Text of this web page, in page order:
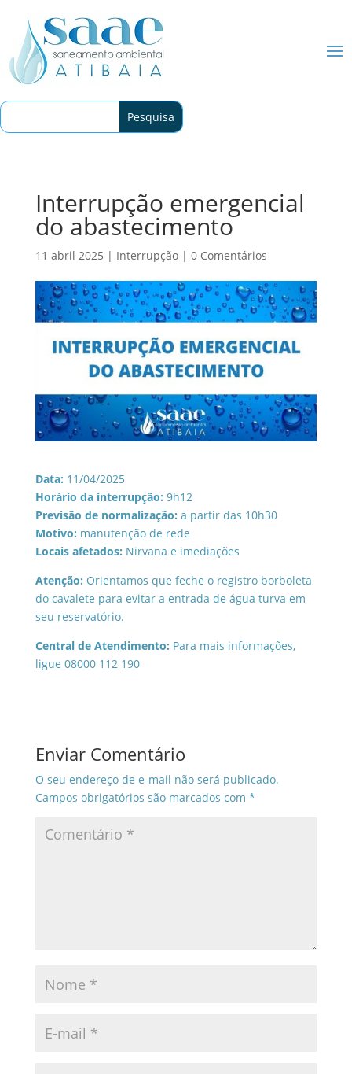
Interrupção emergencial
do abastecimento
11 abril 2025 | Interrupção| 0 Comentários
Data: 11/04/2025
Horário da interrupção: 9h12
Previsão de normalização: a partir das 10h30
Motivo: manutenção de rede
Locais afetados: Nirvana e imediações
Atenção: Orientamos que feche o registro borboleta
do cavalete para evitar a entrada de água turva em
seu reservatório.
Central de Atendimento: Para mais informações,
ligue 08000 112 190
Enviar Comentário
O seu endereço de e-mail não será publicado.
Campos obrigatórios são marcados com *